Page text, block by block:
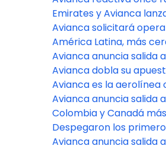
Ecuador y El Salvador
estacionales desde los
Unidos para conectar
Américas
Emirates y Avianca
acuerdo de código
recíproco a través de
en Europa
Avianca solicitará
directa entre Brasilia y
desde octubre
América Latina, más
Europa: ya está a la
nueva ruta directa
de Avianca
Avianca anuncia salida
de nuevas rutas para
Medellín con Buenos
Santiago y Lima
Avianca dobla su
Ipiales y anuncia una
adicional diaria en la
conecta con Bogotá
Avianca es la aerolínea
Carnaval de Barranquilla
Avianca anuncia salida
de nueva ruta para
Medellín y Aruba
Colombia y Canadá
avianca salida a ventas
ruta Bogotá-Montreal y
Despegaron los
de avianca para
Avianca anuncia salida